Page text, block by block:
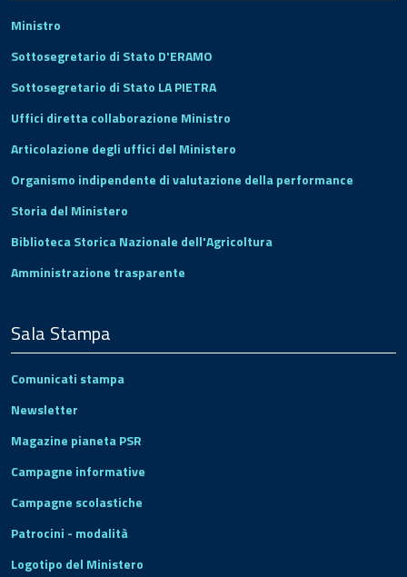
Ministro
Sottosegretario di Stato D'ERAMO
Sottosegretario di Stato LA PIETRA
Uffici diretta collaborazione Ministro
Articolazione degli uffici del Ministero
Organismo indipendente di valutazione della performance
Storia del Ministero
Biblioteca Storica Nazionale dell'Agricoltura
Amministrazione trasparente
Sala Stampa
Comunicati stampa
Newsletter
Magazine pianeta PSR
Campagne informative
Campagne scolastiche
Patrocini - modalità
Logotipo del Ministero